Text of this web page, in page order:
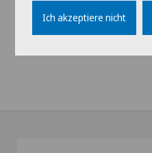
Alle anzeigen
Ich akzeptiere nicht